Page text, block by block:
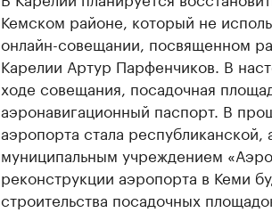
Кемском районе, который не
онлайн-совещании, посвященном
Карелии Артур Парфенчиков. В
ходе совещания, посадочная
аэронавигационный паспорт. В
аэропорта стала республиканской,
муниципальным учреждением
реконструкции аэропорта в Кеми
строительства посадочных